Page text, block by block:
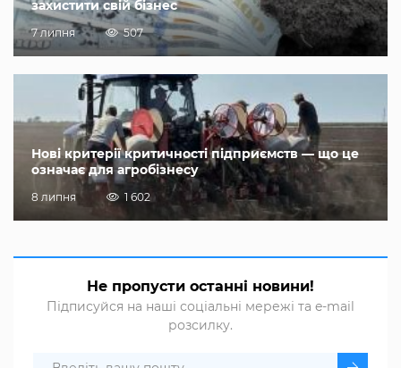
захистити свій бізнес
7 липня 507
Нові критерії критичності підприємств — що це
означає для агробізнесу
8 липня 1 602
Не пропусти останні новини!
Підписуйся на наші соціальні мережі та e-mail
розсилку.